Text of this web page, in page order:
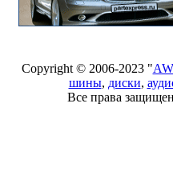
Copyright © 2006-2023 "
шины, диски,
Все права